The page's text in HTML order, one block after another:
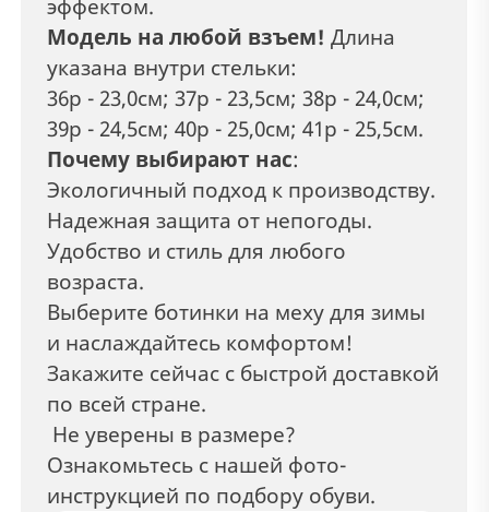
эффектом.
Модель на любой взъем! Длина
указана внутри стельки:
36р - 23,0см; 37р - 23,5см; 38р - 24,0см;
39р - 24,5см; 40р - 25,0см; 41р - 25,5см.
Почему выбирают нас:
Экологичный подход к производству.
Надежная защита от непогоды.
Удобство и стиль для любого
возраста.
Выберите ботинки на меху для зимы
и наслаждайтесь комфортом!
Закажите сейчас с быстрой доставкой
по всей стране.
Не уверены в размере?
Ознакомьтесь с нашей фото-
инструкцией по подбору обуви.